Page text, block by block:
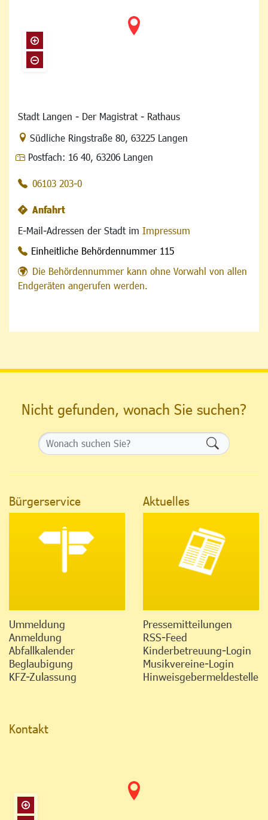
Stadt Langen - Der Magistrat - Rathaus
Link zur Google-Maps Navigation
Südliche Ringstraße 80, 63225 Langen
Postfach: 16 40, 63206 Langen
06103 203-0
Anfahrt
E-Mail-Adressen der Stadt im Impressum
Einheitliche Behördennummer 115
Die Behördennummer kann ohne Vorwahl von allen
Endgeräten angerufen werden.
Nicht gefunden, wonach Sie suchen?
Bürgerservice
Ummeldung
Anmeldung
Abfallkalender
Beglaubigung
KFZ-Zulassung
Aktuelles
Pressemitteilungen
RSS-Feed
Kinderbetreuung-Login
Musikvereine-Login
Hinweisgebermeldestelle
Kontakt